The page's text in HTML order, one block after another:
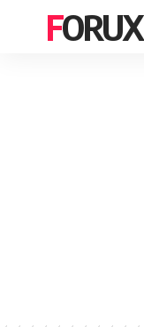
FORUX